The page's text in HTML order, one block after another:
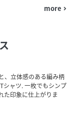
more navigate_next
、立体感のある編み柄
シャツ. 一枚でもシンプ
た印象に仕上がりま